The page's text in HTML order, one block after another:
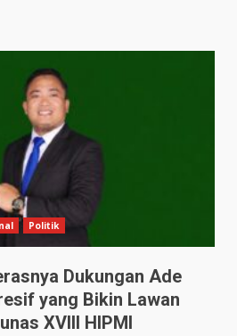
Politik
Dukungan Ade
yang Bikin Lawan
XVIII HIPMI